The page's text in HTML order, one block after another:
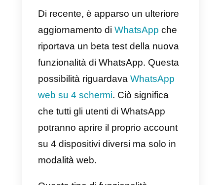
WhatsApp Multi
Agente
Strumenti per
potenziare WhatsApp
Multi Agente
Di recente, è apparso un ulteriore
aggiornamento di WhatsApp
riportava un beta test della nuova